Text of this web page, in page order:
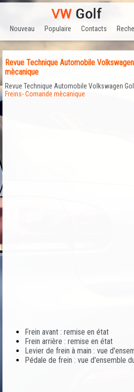
Nouveau Populaire Contacts
Revue Technique Automobile
mècanique
Revue Technique Automobile Volkswagen
Freins- Comande mècanique
Frein avant : remise en état
Frein arrière : remise en état
Levier de frein à main : vue
Pédale de frein : vue d'ensemble